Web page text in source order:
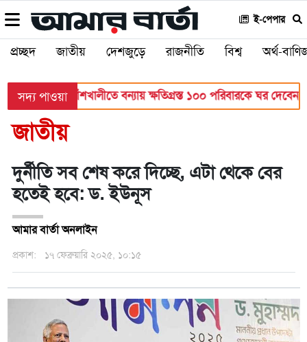
ই-পেপার
প্রচ্ছদ জাতীয় দেশজুড়ে রাজনীতি বিশ্ব অর্থ-
সদ্য পাওয়াবাঁশখালীতে বন্যায় ক্ষতিগ্রস্ত ১০০ পরিবারকে ঘর দেবেন
জাতীয়
দুর্নীতি সব শেষ করে দিচ্ছে, এটা থেকে বের
হতেই হবে: ড. ইউনূস
আমার বার্তা অনলাইন
প্রকাশ: ১৭ ফেব্রুয়ারি ২০২৫, ১০:১৫